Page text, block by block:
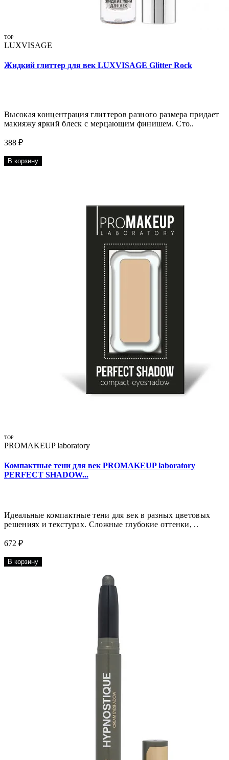
TOP
LUXVISAGE
Жидкий глиттер для век LUXVISAGE Glitter Rock
Высокая концентрация глиттеров разного размера придает
макияжу яркий блеск с мерцающим финишем. Сто..
388 ₽
В корзину
TOP
PROMAKEUP laboratory
Компактные тени для век PROMAKEUP laboratory
PERFECT SHADOW...
Идеальные компактные тени для век в разных цветовых
решениях и текстурах. Сложные глубокие оттенки, ..
672 ₽
В корзину